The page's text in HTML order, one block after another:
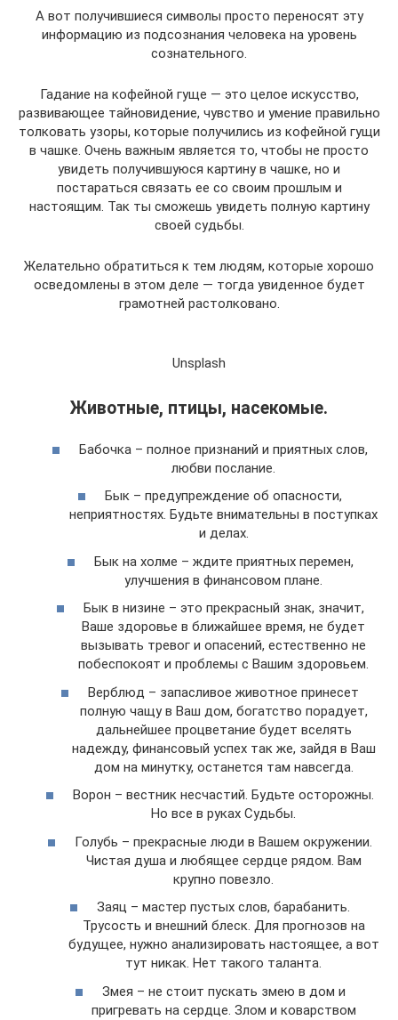
А вот получившиеся символы просто переносят эту
информацию из подсознания человека на уровень
сознательного.
Гадание на кофейной гуще — это целое искусство,
развивающее тайновидение, чувство и умение правильно
толковать узоры, которые получились из кофейной гущи
в чашке. Очень важным является то, чтобы не просто
увидеть получившуюся картину в чашке, но и
постараться связать ее со своим прошлым и
настоящим. Так ты сможешь увидеть полную картину
своей судьбы.
Желательно обратиться к тем людям, которые хорошо
осведомлены в этом деле — тогда увиденное будет
грамотней растолковано.
Unsplash
Животные, птицы, насекомые.
Бабочка – полное признаний и приятных слов,
любви послание.
Бык – предупреждение об опасности,
неприятностях. Будьте внимательны в поступках
и делах.
Бык на холме – ждите приятных перемен,
улучшения в финансовом плане.
Бык в низине – это прекрасный знак, значит,
Ваше здоровье в ближайшее время, не будет
вызывать тревог и опасений, естественно не
побеспокоят и проблемы с Вашим здоровьем.
Верблюд – запасливое животное принесет
полную чащу в Ваш дом, богатство порадует,
дальнейшее процветание будет вселять
надежду, финансовый успех так же, зайдя в Ваш
дом на минутку, останется там навсегда.
Ворон – вестник несчастий. Будьте осторожны.
Но все в руках Судьбы.
Голубь – прекрасные люди в Вашем окружении.
Чистая душа и любящее сердце рядом. Вам
крупно повезло.
Заяц – мастер пустых слов, барабанить.
Трусость и внешний блеск. Для прогнозов на
будущее, нужно анализировать настоящее, а вот
тут никак. Нет такого таланта.
Змея – не стоит пускать змею в дом и
пригревать на сердце. Злом и коварством